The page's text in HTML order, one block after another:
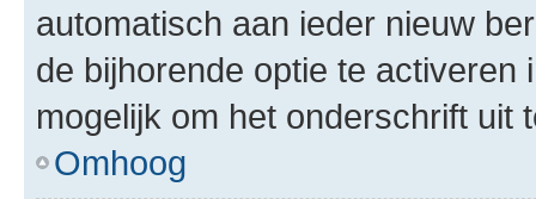
automatisch aan ieder nieuw
de bijhorende optie te
mogelijk om het onderschrift uit
Omhoog